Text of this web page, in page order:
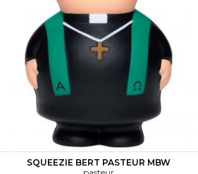
SQUEEZIE BERT PASTEUR MBW